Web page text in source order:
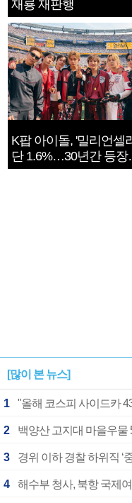
재룡 재판행
K팝 아이돌, '밀리언셀
단 1.6%…30년간 등장
1182개팀 전수조사
[많이 본 뉴스]
1 "올해 코스피 사이드카
2 백양산 고지대 마을우물
3 경위 이하 경찰 하위직 ‘
4 해수부 청사, 북항 국제